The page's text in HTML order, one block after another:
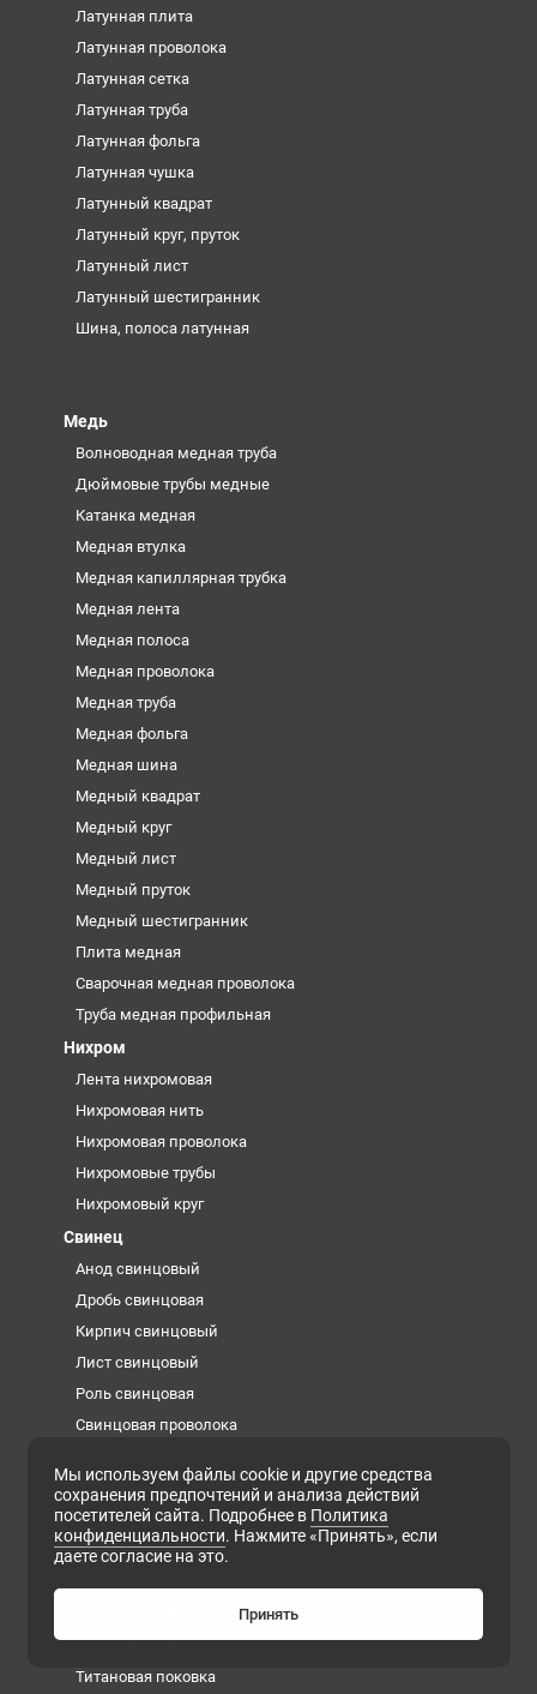
Латунная плита
Латунная проволока
Латунная сетка
Латунная труба
Латунная фольга
Латунная чушка
Латунный квадрат
Латунный круг, пруток
Латунный лист
Латунный шестигранник
Шина, полоса латунная
Медь
Волноводная медная труба
Дюймовые трубы медные
Катанка медная
Медная втулка
Медная капиллярная трубка
Медная лента
Медная полоса
Медная проволока
Медная труба
Медная фольга
Медная шина
Медный квадрат
Медный круг
Медный лист
Медный пруток
Медный шестигранник
Плита медная
Сварочная медная проволока
Труба медная профильная
Нихром
Лента нихромовая
Нихромовая нить
Нихромовая проволока
Нихромовые трубы
Нихромовый круг
Свинец
Анод свинцовый
Дробь свинцовая
Кирпич свинцовый
Лист свинцовый
Роль свинцовая
Свинцовая проволока
Титан
Заготовка из титана
Лента титановая
Титановая плита
Титановая поковка
Мы используем файлы cookie и другие средства
сохранения предпочтений и анализа действий
посетителей сайта. Подробнее в Политика
конфиденциальности. Нажмите «Принять», если
даете согласие на это.
Принять